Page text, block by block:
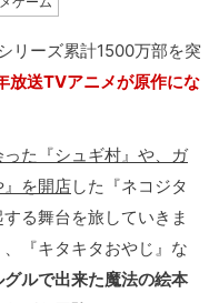
リーズ累計1500万部を突
放送TVアニメが原作にな
った『シュギ村』や、ガ
』を開店した『ネコジタ
る舞台を旅していきま
『キタキタおやじ』な
グルで出来た魔法の絵本